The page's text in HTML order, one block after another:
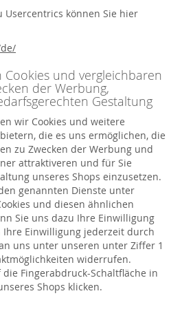
können Sie hier
Cookies und vergleichbaren
der Werbung,
Gestaltung
wir Cookies und weitere
die es uns ermöglichen, die
zu Zwecken der Werbung und
attraktiveren und für Sie
unseres Shops einzusetzen.
genannten Dienste unter
und diesen ähnlichen
Sie uns dazu Ihre Einwilligung
Einwilligung jederzeit durch
uns unter unseren unter Ziffer 1
widerrufen.
Fingerabdruck-Schaltfläche in
Shops klicken.